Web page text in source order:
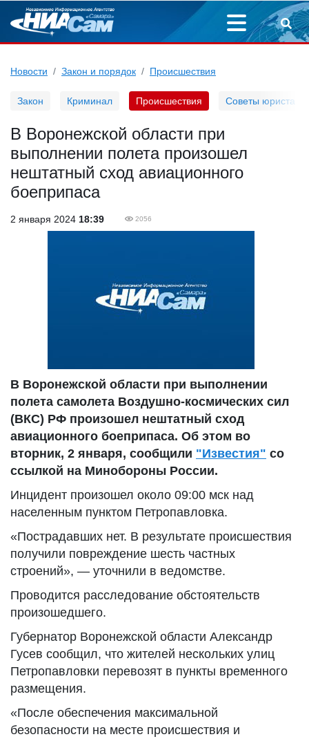
Новости Закон и порядок Происшествия
Закон Криминал Происшествия Советы юриста
В Воронежской области при
выполнении полета произошел
нештатный сход авиационного
боеприпаса
2 января 2024 18:39 2056
В Воронежской области при выполнении
полета самолета Воздушно-космических сил
(ВКС) РФ произошел нештатный сход
авиационного боеприпаса. Об этом во
вторник, 2 января, сообщили "Известия" со
ссылкой на Минобороны России.
Инцидент произошел около 09:00 мск над
населенным пунктом Петропавловка.
«Пострадавших нет. В результате происшествия
получили повреждение шесть частных
строений», — уточнили в ведомстве.
Проводится расследование обстоятельств
произошедшего.
Губернатор Воронежской области Александр
Гусев сообщил, что жителей нескольких улиц
Петропавловки перевозят в пункты временного
размещения.
«После обеспечения максимальной
безопасности на месте происшествия и